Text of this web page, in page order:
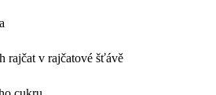
rajčat v rajčatové šťávě